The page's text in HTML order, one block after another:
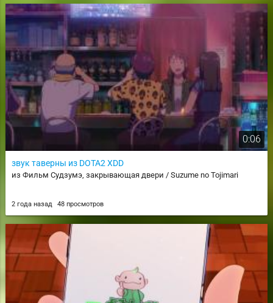
0:06
звук таверны из DOTA2 XDD
из Фильм Судзумэ, закрывающая двери / Suzume no Tojimari
2 года назад 48 просмотров